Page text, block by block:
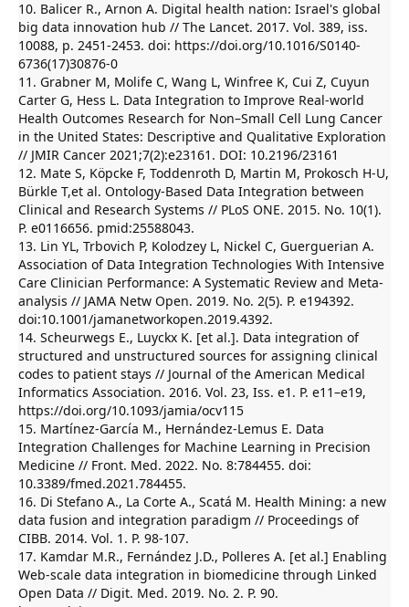
10. Balicer R., Arnon A. Digital health nation: Israel's global
big data innovation hub // The Lancet. 2017. Vol. 389, iss.
10088, p. 2451-2453. doi: https://doi.org/10.1016/S0140-
6736(17)30876-0
11. Grabner M, Molife C, Wang L, Winfree K, Cui Z, Cuyun
Carter G, Hess L. Data Integration to Improve Real-world
Health Outcomes Research for Non–Small Cell Lung Cancer
in the United States: Descriptive and Qualitative Exploration
// JMIR Cancer 2021;7(2):e23161. DOI: 10.2196/23161
12. Mate S, Köpcke F, Toddenroth D, Martin M, Prokosch H-U,
Bürkle T,et al. Ontology-Based Data Integration between
Clinical and Research Systems // PLoS ONE. 2015. No. 10(1).
P. e0116656. pmid:25588043.
13. Lin YL, Trbovich P, Kolodzey L, Nickel C, Guerguerian A.
Association of Data Integration Technologies With Intensive
Care Clinician Performance: A Systematic Review and Meta-
analysis // JAMA Netw Open. 2019. No. 2(5). P. e194392.
doi:10.1001/jamanetworkopen.2019.4392.
14. Scheurwegs E., Luyckx K. [et al.]. Data integration of
structured and unstructured sources for assigning clinical
codes to patient stays // Journal of the American Medical
Informatics Association. 2016. Vol. 23, Iss. e1. P. e11–e19,
https://doi.org/10.1093/jamia/ocv115
15. Martínez-García M., Hernández-Lemus E. Data
Integration Challenges for Machine Learning in Precision
Medicine // Front. Med. 2022. No. 8:784455. doi:
10.3389/fmed.2021.784455.
16. Di Stefano A., La Corte A., Scatá M. Health Mining: a new
data fusion and integration paradigm // Proceedings of
CIBB. 2014. Vol. 1. P. 98-107.
17. Kamdar M.R., Fernández J.D., Polleres A. [et al.] Enabling
Web-scale data integration in biomedicine through Linked
Open Data // Digit. Med. 2019. No. 2. P. 90.